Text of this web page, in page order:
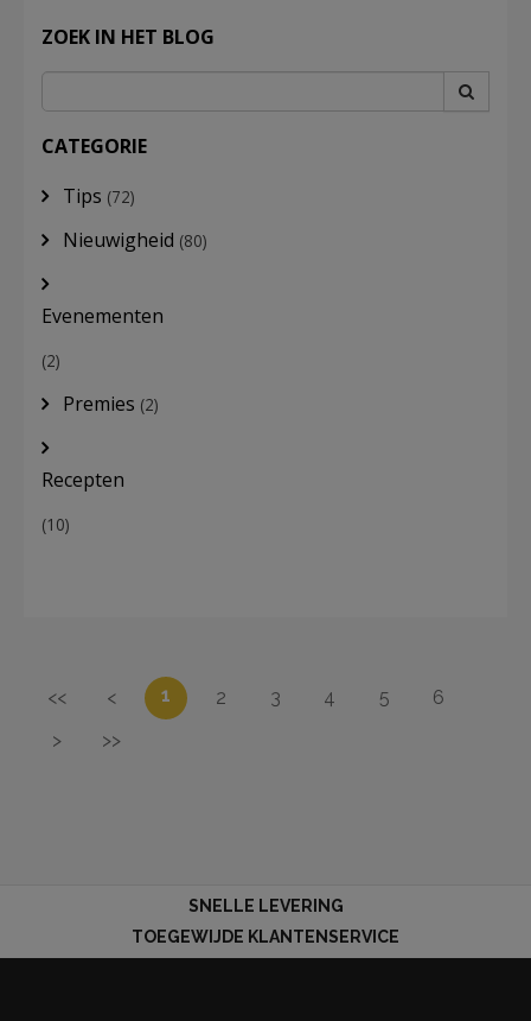
ZOEK IN HET BLOG
CATEGORIE
Tips (72)
Nieuwigheid (80)
Evenementen
(2)
Premies (2)
Recepten
(10)
<< < 1 2 3 4 5
6
>
>>
SNELLE LEVERING
TOEGEWIJDE KLANTENSERVICE